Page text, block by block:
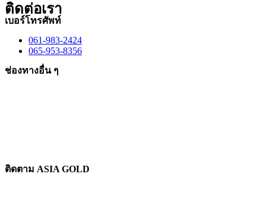
ติดต่อเรา
เบอร์โทรศัพท์
061-983-2424
065-953-8356
ช่องทางอื่น ๆ
ติดตาม ASIA GOLD